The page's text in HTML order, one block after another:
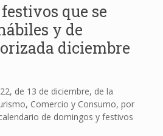
que se
y de
diciembre
de 13 de diciembre, de la
Comercio y Consumo, por
de domingos y festivos